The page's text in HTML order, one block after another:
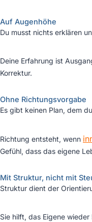
Auf Augenhöhe
Du musst nichts erklären
Deine Erfahrung ist
Korrektur.
Ohne Richtungsvorgabe
Es gibt keinen Plan, dem
Richtung entsteht, wenn
Gefühl, dass das eigene
Mit Struktur, nicht mit
Struktur dient der
Sie hilft, das Eigene